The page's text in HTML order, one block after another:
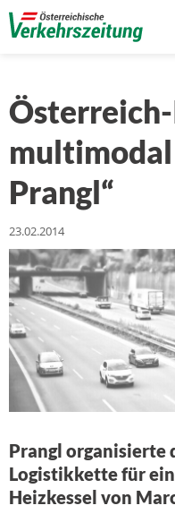
multimodal
Prangl“
23.02.2014
Prangl organisierte
Logistikkette für
Heizkessel von